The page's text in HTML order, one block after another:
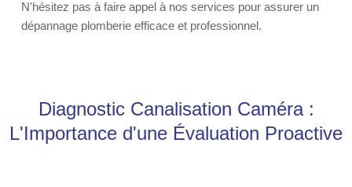
N'hésitez pas à faire appel à nos services pour assurer un
dépannage plomberie efficace et professionnel.
Diagnostic Canalisation Caméra :
L'Importance d'une Évaluation Proactive